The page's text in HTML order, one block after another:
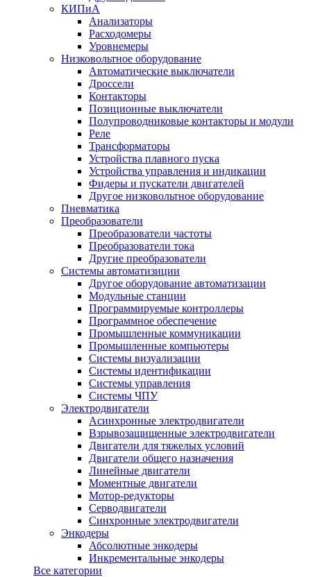
КИПиА
Анализаторы
Расходомеры
Уровнемеры
Низковольтное оборудование
Автоматические выключатели
Дроссели
Контакторы
Позиционные выключатели
Полупроводниковые контакторы и модули
Реле
Трансформаторы
Устройства плавного пуска
Устройства управления и индикации
Фидеры и пускатели двигателей
Другое низковольтное оборудование
Пневматика
Преобразователи
Преобразователи частоты
Преобразователи тока
Другие преобразователи
Системы автоматизиции
Другое оборудование автоматизации
Модульные станции
Программируемые контроллеры
Программное обеспечение
Промышленные коммуникации
Промышленные компьютеры
Системы визуализации
Системы идентификации
Системы управления
Системы ЧПУ
Электродвигатели
Асинхронные электродвигатели
Взрывозащищенные электродвигатели
Двигатели для тяжелых условий
Двигатели общего назначения
Линейные двигатели
Моментные двигатели
Мотор-редукторы
Серводвигатели
Синхронные электродвигатели
Энкодеры
Абсолютные энкодеры
Инкрементальные энкодеры
Все категории